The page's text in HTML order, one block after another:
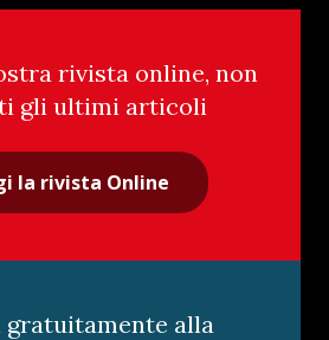
rivista online, non
gli ultimi articoli
la rivista Online
alla